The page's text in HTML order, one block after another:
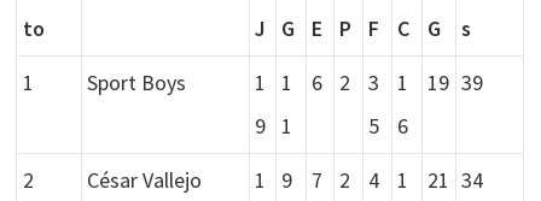
to
J
G
E
P
F
C
G
s
1
Sport Boys
1
9
1
1
6 2
3
5
1
6
19 39
2 César Vallejo
1
9 7 2
4
1
21 34